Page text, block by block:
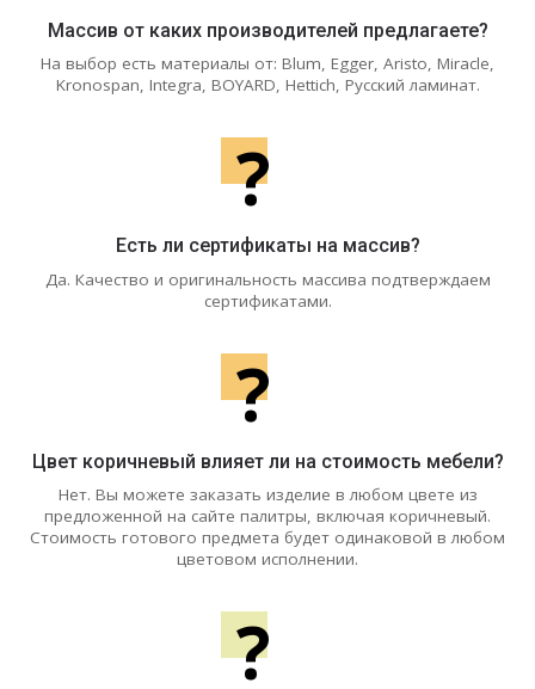
Массив от каких производителей предлагаете?
На выбор есть материалы от: Blum, Egger, Aristo, Miracle,
Kronospan, Integra, BOYARD, Hettich, Русский ламинат.
?
Есть ли сертификаты на массив?
Да. Качество и оригинальность массива подтверждаем
сертификатами.
?
Цвет коричневый влияет ли на стоимость мебели?
Нет. Вы можете заказать изделие в любом цвете из
предложенной на сайте палитры, включая коричневый.
Стоимость готового предмета будет одинаковой в любом
цветовом исполнении.
?